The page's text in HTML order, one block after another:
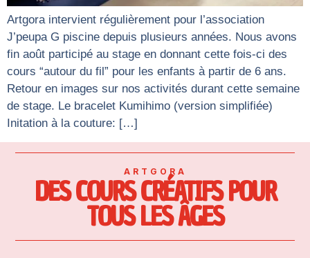
Artgora intervient régulièrement pour l’association
J’peupa G piscine depuis plusieurs années. Nous avons
fin août participé au stage en donnant cette fois-ci des
cours “autour du fil” pour les enfants à partir de 6 ans.
Retour en images sur nos activités durant cette semaine
de stage. Le bracelet Kumihimo (version simplifiée)
Initation à la couture: […]
ARTGORA
DES COURS CRÉATIFS POUR
TOUS LES ÂGES